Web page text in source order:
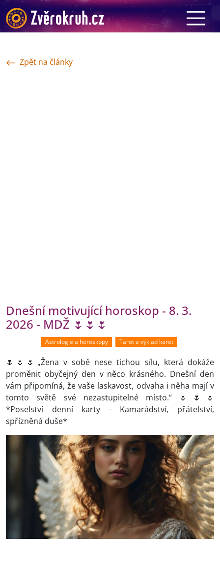
Zpět na články
Dnešní motivující horoskop - 8. 3.
2026 - MDŽ 🌷🌷🌷
Astrologie a horoskopy Tarot a výklad karet
🌷🌷🌷„Žena v sobě nese tichou sílu, která dokáže
proměnit obyčejný den v něco krásného. Dnešní den
vám připomíná, že vaše laskavost, odvaha i něha mají v
tomto světě své nezastupitelné místo.“ 🌷🌷🌷
*Poselství denní karty - Kamarádství, přátelství,
spřízněná duše*